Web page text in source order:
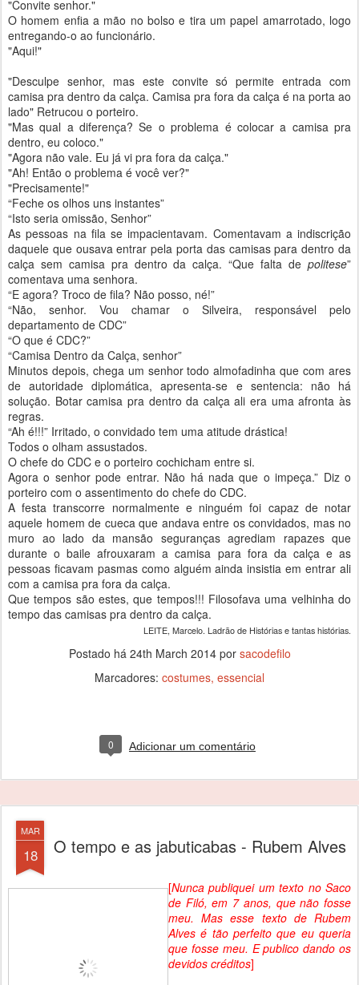
"Convite senhor."
O homem enfia a mão no bolso e tira um papel amarrotado, logo
entregando-o ao funcionário.
"Aqui!"
"Desculpe senhor, mas este convite só permite entrada com
camisa pra dentro da calça. Camisa pra fora da calça é na porta ao
lado" Retrucou o porteiro.
"Mas qual a diferença? Se o problema é colocar a camisa pra
dentro, eu coloco."
"Agora não vale. Eu já vi pra fora da calça."
"Ah! Então o problema é você ver?"
"Precisamente!"
“Feche os olhos uns instantes”
“Isto seria omissão, Senhor”
As pessoas na fila se impacientavam. Comentavam a indiscrição
daquele que ousava entrar pela porta das camisas para dentro da
calça sem camisa pra dentro da calça. “Que falta de politese”
comentava uma senhora.
“E agora? Troco de fila? Não posso, né!”
“Não, senhor. Vou chamar o Silveira, responsável pelo
departamento de CDC”
“O que é CDC?”
“Camisa Dentro da Calça, senhor”
Minutos depois, chega um senhor todo almofadinha que com ares
de autoridade diplomática, apresenta-se e sentencia: não há
solução. Botar camisa pra dentro da calça ali era uma afronta às
regras.
“Ah é!!!” Irritado, o convidado tem uma atitude drástica!
Todos o olham assustados.
O chefe do CDC e o porteiro cochicham entre si.
Agora o senhor pode entrar. Não há nada que o impeça.” Diz o
porteiro com o assentimento do chefe do CDC.
A festa transcorre normalmente e ninguém foi capaz de notar
aquele homem de cueca que andava entre os convidados, mas no
muro ao lado da mansão seguranças agrediam rapazes que
durante o baile afrouxaram a camisa para fora da calça e as
pessoas ficavam pasmas como alguém ainda insistia em entrar ali
com a camisa pra fora da calça.
Que tempos são estes, que tempos!!! Filosofava uma velhinha do
tempo das camisas pra dentro da calça.
LEITE, Marcelo. Ladrão de Histórias e tantas histórias.
Postado há 24th March 2014por sacodefilo
Marcadores: costumes essencial
0 Adicionar um comentário
MAR
18 O tempo e as jabuticabas - Rubem Alves
[Nunca publiquei um texto no Saco
de Filó, em 7 anos, que não fosse
meu. Mas esse texto de Rubem
Alves é tão perfeito que eu queria
que fosse meu. E publico dando os
devidos créditos]